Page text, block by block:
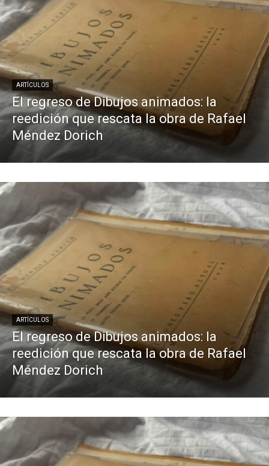
ARTÍCULOS
El regreso de Dibujos animados: la
reedición que rescata la obra de Rafael
Méndez Dorich
ARTÍCULOS
El regreso de Dibujos animados: la
reedición que rescata la obra de Rafael
Méndez Dorich